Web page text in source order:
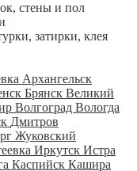
стены и пол
затирки, клея
Архангельск
Брянск Великий
Волгоград Вологда
Дмитров
Жуковский
Иркутск Истра
Каспийск Кашира